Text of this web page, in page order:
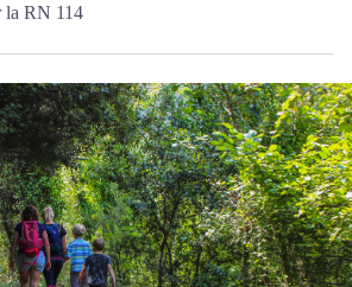
la RN 114